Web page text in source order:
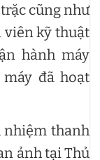
cũng như
viên kỹ thuật
hành máy
đã hoạt
nhiệm thanh
ảnh tại Thủ